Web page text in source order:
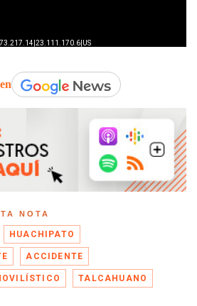
NOTA
HUACHIPATO
ACCIDENTE
TALCAHUANO